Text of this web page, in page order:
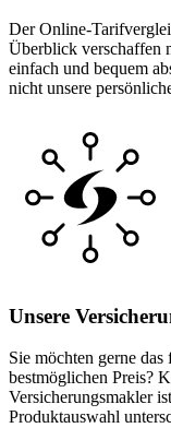
Der Online-
Überblick verschaffen
einfach und bequem
nicht unsere
Unsere
Sie möchten gerne
bestmöglichen Preis?
Versicherungsmakler
Produktauswahl